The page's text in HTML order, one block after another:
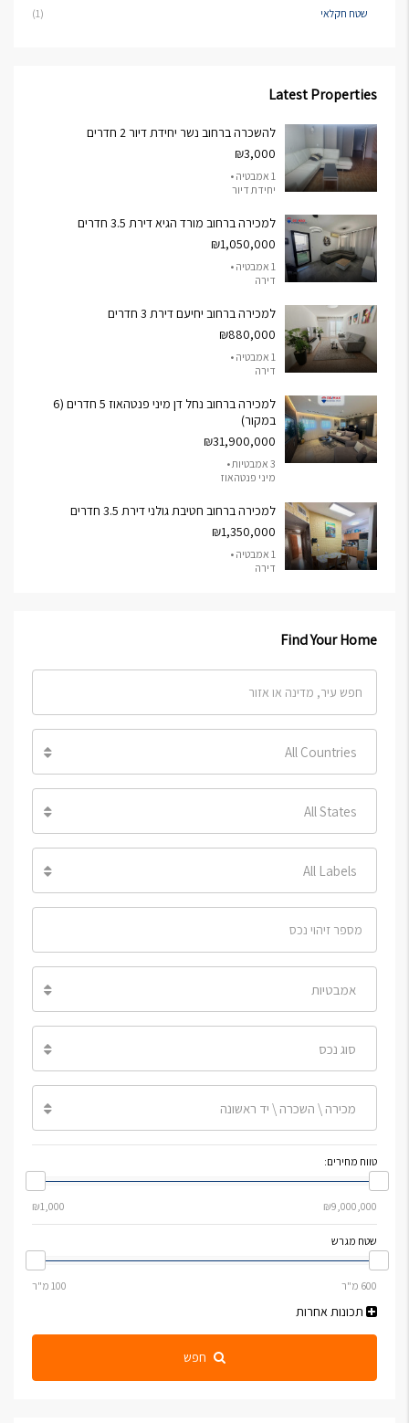
שטח חקלאי (1)
Latest Properties
להשכרה ברחוב נשר יחידת דיור 2 חדרים
₪3,000
1 אמבטיה •
יחידת דיור
למכירה ברחוב מורד הגיא דירת 3.5 חדרים
₪1,050,000
1 אמבטיה •
דירה
למכירה ברחוב יחיעם דירת 3 חדרים
₪880,000
1 אמבטיה •
דירה
למכירה ברחוב נחל דן מיני פנטהאוז 5 חדרים (6
במקור)
₪31,900,000
3 אמבטיות •
מיני פנטהאוז
למכירה ברחוב חטיבת גולני דירת 3.5 חדרים
₪1,350,000
1 אמבטיה •
דירה
Find Your Home
All Countries
All States
All Labels
אמבטיות
סוג נכס
מכירה \ השכרה \ יד ראשונה
טווח מחירים:
שטח מגרש
תכונות אחרות
חפש